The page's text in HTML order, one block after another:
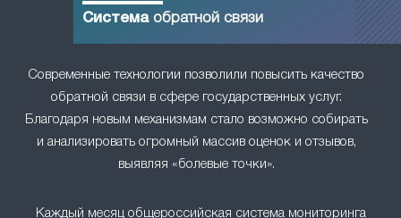
Современные технологии позволили повысить качество
обратной связи в сфере государственных услуг.
Благодаря новым механизмам стало возможно собирать
и анализировать огромный массив оценок и отзывов,
выявляя «болевые точки».
Системаобратной связи
Каждый месяц общероссийская система мониторинга